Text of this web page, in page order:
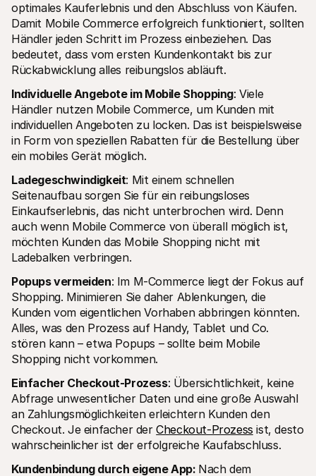
optimales Kauferlebnis und den Abschluss von Käufen.
Damit Mobile Commerce erfolgreich funktioniert, sollten
Händler jeden Schritt im Prozess einbeziehen. Das
bedeutet, dass vom ersten Kundenkontakt bis zur
Rückabwicklung alles reibungslos abläuft.
Individuelle Angebote im Mobile Shopping: Viele
Händler nutzen Mobile Commerce, um Kunden mit
individuellen Angeboten zu locken. Das ist beispielsweise
in Form von speziellen Rabatten für die Bestellung über
ein mobiles Gerät möglich.
Ladegeschwindigkeit: Mit einem schnellen
Seitenaufbau sorgen Sie für ein reibungsloses
Einkaufserlebnis, das nicht unterbrochen wird. Denn
auch wenn Mobile Commerce von überall möglich ist,
möchten Kunden das Mobile Shopping nicht mit
Ladebalken verbringen.
Popups vermeiden: Im M-Commerce liegt der Fokus auf
Shopping. Minimieren Sie daher Ablenkungen, die
Kunden vom eigentlichen Vorhaben abbringen könnten.
Alles, was den Prozess auf Handy, Tablet und Co.
stören kann – etwa Popups – sollte beim Mobile
Shopping nicht vorkommen.
Einfacher Checkout-Prozess: Übersichtlichkeit, keine
Abfrage unwesentlicher Daten und eine große Auswahl
an Zahlungsmöglichkeiten erleichtern Kunden den
Checkout. Je einfacher der Checkout-Prozess ist, desto
wahrscheinlicher ist der erfolgreiche Kaufabschluss.
Kundenbindung durch eigene App: Nach dem